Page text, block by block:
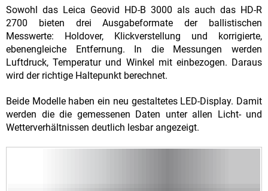
Sowohl das Leica Geovid HD-B 3000 als auch das HD-R
2700 bieten drei Ausgabeformate der ballistischen
Messwerte: Holdover, Klickverstellung und korrigierte,
ebenengleiche Entfernung. In die Messungen werden
Luftdruck, Temperatur und Winkel mit einbezogen. Daraus
wird der richtige Haltepunkt berechnet.
Beide Modelle haben ein neu gestaltetes LED-Display. Damit
werden die die gemessenen Daten unter allen Licht- und
Wetterverhältnissen deutlich lesbar angezeigt.